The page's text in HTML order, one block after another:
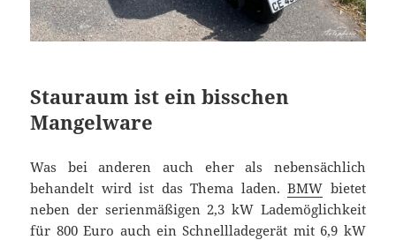
Stauraum ist ein bisschen
Mangelware
Was bei anderen auch eher als nebensächlich
behandelt wird ist das Thema laden.BMW bietet
neben der serienmäßigen 2,3 kW Lademöglichkeit
für 800 Euro auch ein Schnellladegerät mit 6,9 kW